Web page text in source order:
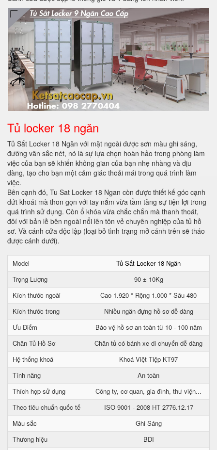
Tủ locker 18 ngăn
Tủ Sắt Locker 18 Ngăn với mặt ngoài được sơn màu ghi sáng,
đường vân sắc nét, nó là sự lựa chọn hoàn hảo trong phòng làm
việc của bạn sẽ khiến không gian của bạn nhẹ nhàng và dịu
dàng, tạo cho bạn một cảm giác thoải mái trong quá trình làm
việc.
Bên cạnh đó, Tu Sat Locker 18 Ngan còn được thiết kế góc cạnh
dứt khoát mà thon gọn với tay nắm vừa tầm tăng sự tiện lợi trong
quá trình sử dụng. Còn ổ khóa vừa chắc chắn mà thanh thoát,
đôí với bản lề bên ngoài nổi lên tôn vẻ chuyên nghiệp của tủ hồ
sơ. Và cánh cửa độc lập (loại bỏ tình trạng mở cánh trên sẽ tháo
được cánh dưới).
Model
Tủ Sắt Locker 18 Ngăn
Trọng Lượng
90 ± 10Kg
Kích thước ngoài
Cao 1.920 * Rộng 1.000 * Sâu 480
Kích thước trong
Nhiều ngăn đựng hồ sơ dễ dàng
Ưu Điểm
Bảo vệ hồ sơ an toàn từ 10 - 100 năm
Chân Tủ Hồ Sơ
Chân tủ có bánh xe di chuyển dễ dàng
Hệ thống khoá
Khoá Việt Tiệp KT97
Tính năng
An toàn
Thích hợp sử dụng
Công ty, cơ quan, gia đình, thư viện...
Theo tiêu chuẩn quốc tế
ISO 9001 - 2008 HT 2776.12.17
Màu sắc
Ghi Sáng
Thương hiệu
BDI